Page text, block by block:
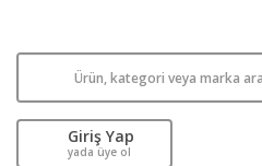
Giriş Yap
yada üye ol